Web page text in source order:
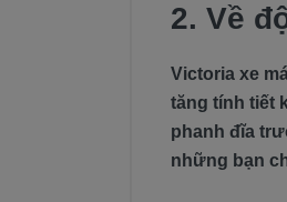
2. Về
Victoria xe
tăng tính tiết
phanh đĩa
những bạn